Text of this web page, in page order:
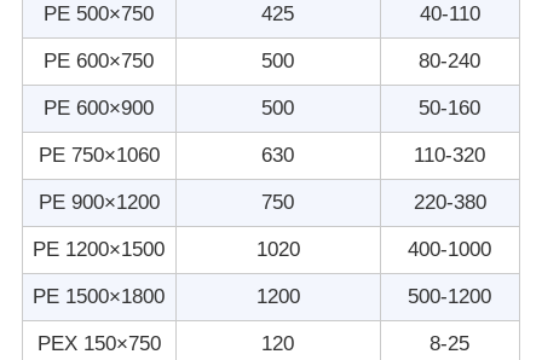
PE 500×750 425 40-110
PE 600×750 500 80-240
PE 600×900 500 50-160
PE 750×1060 630 110-320
PE 900×1200 750 220-380
PE 1200×1500 1020 400-1000
PE 1500×1800 1200 500-1200
PEX 150×750 120 8-25